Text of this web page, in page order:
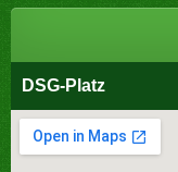
DSG-Platz